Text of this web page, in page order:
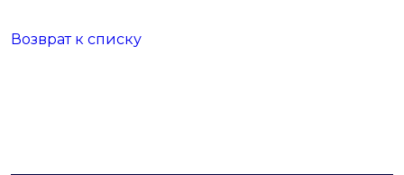
Возврат к списку